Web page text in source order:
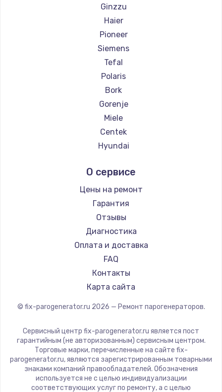
Ginzzu
Haier
Pioneer
Siemens
Tefal
Polaris
Bork
Gorenje
Miele
Centek
Hyundai
DELTA
Silter
Chayka
Beko
Vivitek
RED solution
О сервисе
Цены на ремонт
Гарантия
Отзывы
Диагностика
Оплата и доставка
FAQ
Контакты
Карта сайта
© fix-parogenerator.ru 2026 — Ремонт парогенераторов.
Сервисный центр fix-parogenerator.ru является пост
гарантийным (не авторизованным) сервисным центром.
Торговые марки, перечисленные на сайте fix-
parogenerator.ru, являются зарегистрированным товарными
знаками компаний правообладателей. Обозначения
используется не с целью индивидуализации
соответствующих услуг по ремонту, а с целью